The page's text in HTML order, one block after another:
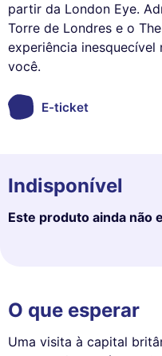
partir da London Eye.
Torre de Londres e o
experiência
você.
E-ticket
Indisponível
Este produto ainda não
O que esperar
Uma visita à capital